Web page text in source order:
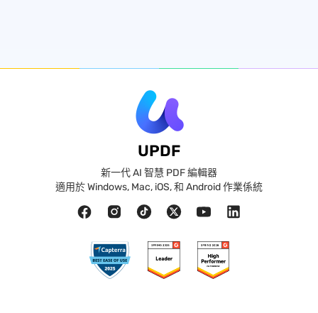
UPDF
新一代 AI 智慧 PDF 編輯器
適用於 Windows, Mac, iOS, 和 Android 作業係統